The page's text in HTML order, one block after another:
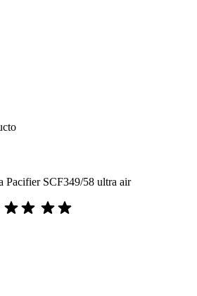
Pacifier SCF349/58 ultra air